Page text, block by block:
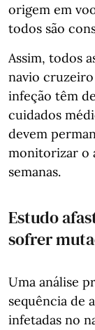
origem em
todos são
Assim, todos
navio
infeção têm
cuidados
devem
monitorizar o
semanas.
Estudo
sofrer
Uma análise
sequência de
infetadas no